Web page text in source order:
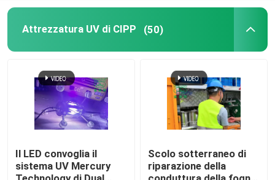
Invia
Richieda una citazione
CIPP curato UV
Attrezzatura UV di CIPP (50)
Il LED convoglia il
sistema UV Mercury
Scolo sotterraneo di
riparazione della